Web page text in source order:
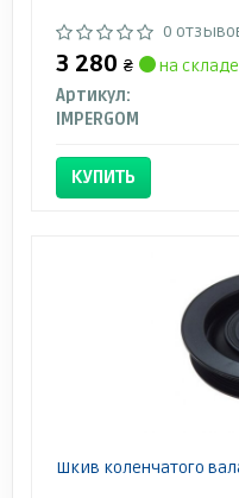
0
3 280 ₴
на складе
Артикул:
IMPERGOM
КУПИТЬ
Шкив коленчатого